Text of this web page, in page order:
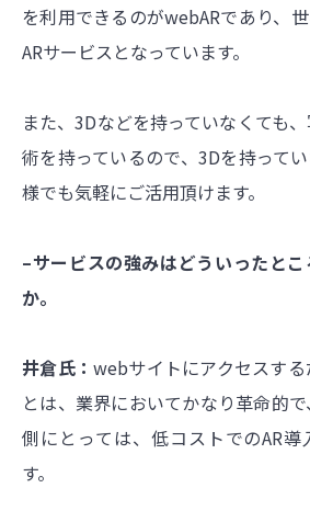
を利用できるのがwebARであり、
ARサービスとなっています。
また、3Dなどを持っていなくても
術を持っているので、3Dを持って
様でも気軽にご活用頂けます。
–サービスの強みはどういったと
か。
井倉氏：webサイトにアクセスする
とは、業界においてかなり革命的
側にとっては、低コストでのAR
す。